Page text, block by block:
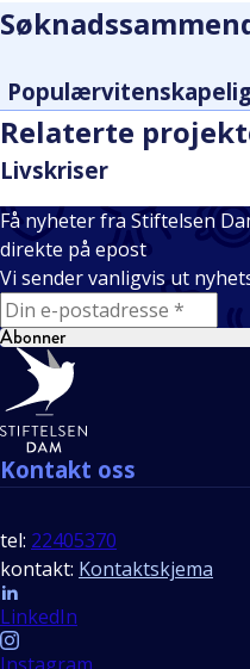
Relaterte
Livskriser
Få nyheter fra Stiftelsen
direkte på epost
Vi sender vanligvis ut
E-mail
Abonner
Bunntekst
Kontakt oss
tel: 22405370
kontakt: Kontaktskjema
Follow us
LinkedIn